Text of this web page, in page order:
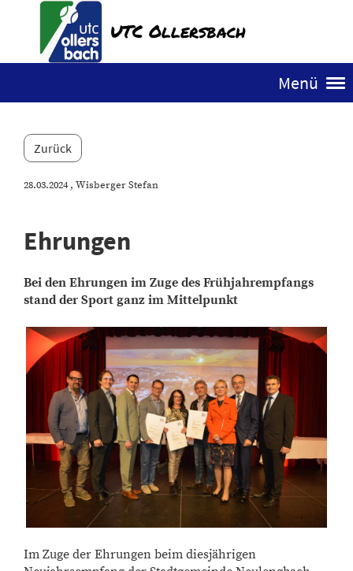
UTC Ollersbach
Menü
Zurück
28.03.2024, Wisberger Stefan
Ehrungen
Bei den Ehrungen im Zuge des Frühjahrempfangs
stand der Sport ganz im Mittelpunkt
Im Zuge der Ehrungen beim diesjährigen